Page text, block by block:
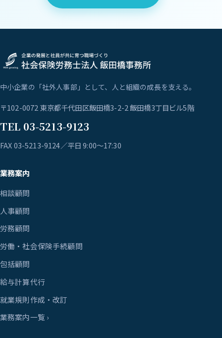
中小企業の「社外人事部」として、人と組織の成長を支える。
〒102-0072 東京都千代田区飯田橋3-2-2 飯田橋3丁目ビル5階
TEL 03-5213-9123
FAX 03-5213-9124／平日 9:00〜17:30
業務案内
相談顧問
人事顧問
労務顧問
労働・社会保険手続顧問
包括顧問
給与計算代行
就業規則作成・改訂
業務案内一覧 ›